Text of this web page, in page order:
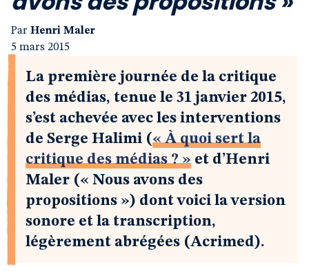
Par Henri Maler
5 mars 2015
La première journée de la critique
des médias, tenue le 31 janvier 2015,
s’est achevée avec les interventions
de Serge Halimi (« À quoi sert la
critique des médias ? » et d’Henri
Maler (« Nous avons des
propositions ») dont voici la version
sonore et la transcription,
légèrement abrégées (Acrimed).